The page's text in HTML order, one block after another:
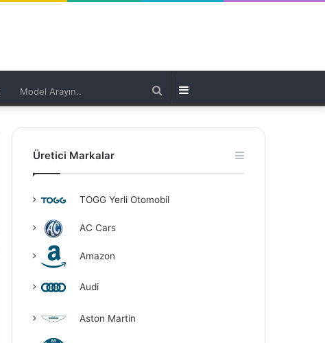
Model
Arayın..
Üretici Markalar
TOGG Yerli Otomobil
AC Cars
Amazon
Audi
Aston Martin